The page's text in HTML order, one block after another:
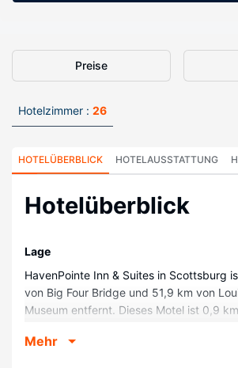
Preise
Hotelzimmer : 26
HOTELÜBERBLICK HOTELAUSSTATTUNG
Hotelüberblick
Lage
HavenPointe Inn & Suites in Scottsburg
von Big Four Bridge und 51,9 km von
Museum entfernt. Dieses Motel ist 0,9
Zimmer
Mehr